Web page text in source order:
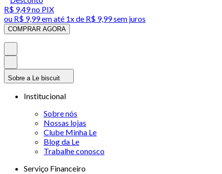
R$ 9,49no PIX
ou R$ 9,99em até 1x de R$ 9,99sem juros
COMPRAR AGORA
Sobre a Le biscuit
Institucional
Sobre nós
Nossas lojas
Clube Minha Le
Blog da Le
Trabalhe conosco
Serviço Financeiro